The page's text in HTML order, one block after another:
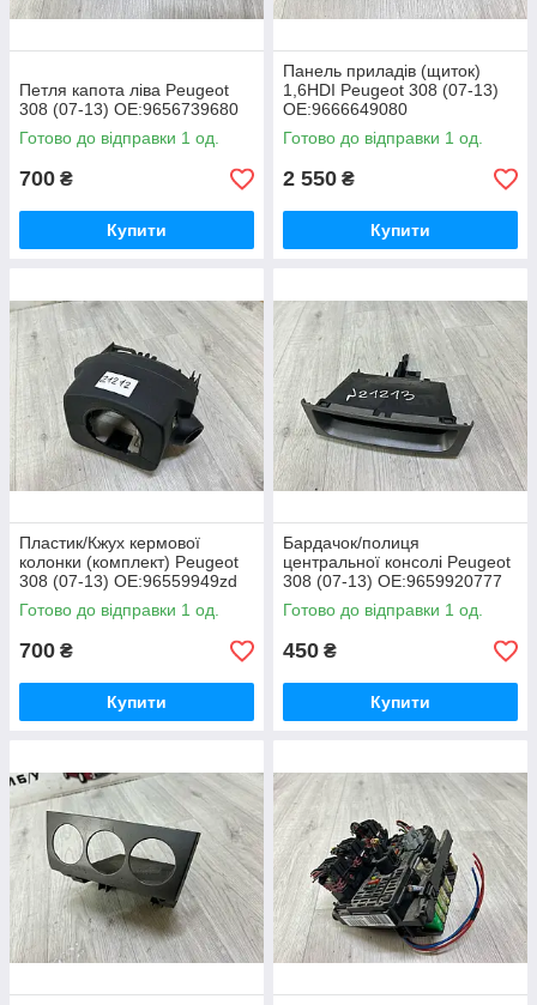
Петля капота ліва Peugeot
308 (07-13) OE:9656739680
Готово до відправки 1 од.
700 ₴
Купити
Панель приладів (щиток)
1,6HDI Peugeot 308 (07-13)
OE:9666649080
Готово до відправки 1 од.
2 550 ₴
Купити
Пластик/Кжух кермової
колонки (комплект) Peugeot
308 (07-13) OE:96559949zd
Готово до відправки 1 од.
700 ₴
Купити
Бардачок/полиця
центральної консолі Peugeot
308 (07-13) OE:9659920777
Готово до відправки 1 од.
450 ₴
Купити